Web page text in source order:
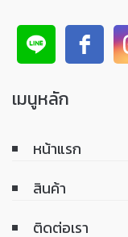
เมนูหลัก
หน้าแรก
สินค้า
ติดต่อเรา